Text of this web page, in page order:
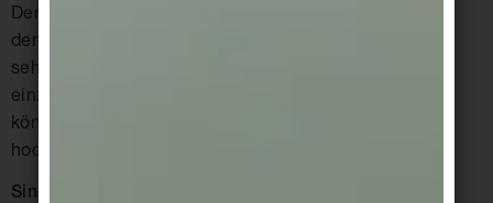
Denken und Handeln radikal zu hinterfragen und
den Fokus neu zu justieren. Das klingt jetzt alles
sehr abstrakt, aber die Liste der Dinge, die jeder
einzelne der oben genannten Akteurinnen ändern
könnte, sollte, darf ist lang. Eigenverantwortung:
hoch – tradierten Regeln folgen: runter.
Sind jüngere Büros für Konzepte wie Concular